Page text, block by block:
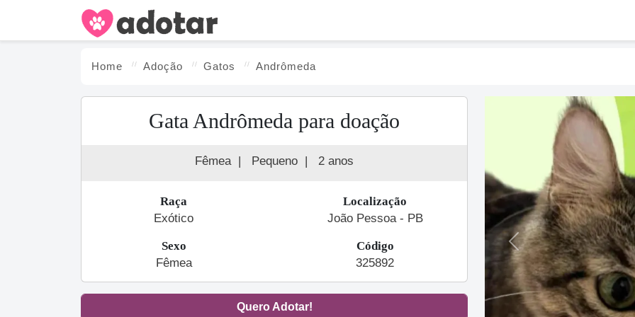
Home Adoção Gatos Andrômeda
Gata Andrômeda para doação
Fêmea | Pequeno | 2 anos
Raça
Exótico
Localização
João Pessoa - PB
Sexo
Fêmea
Código
325892
Quero Adotar!
Previous